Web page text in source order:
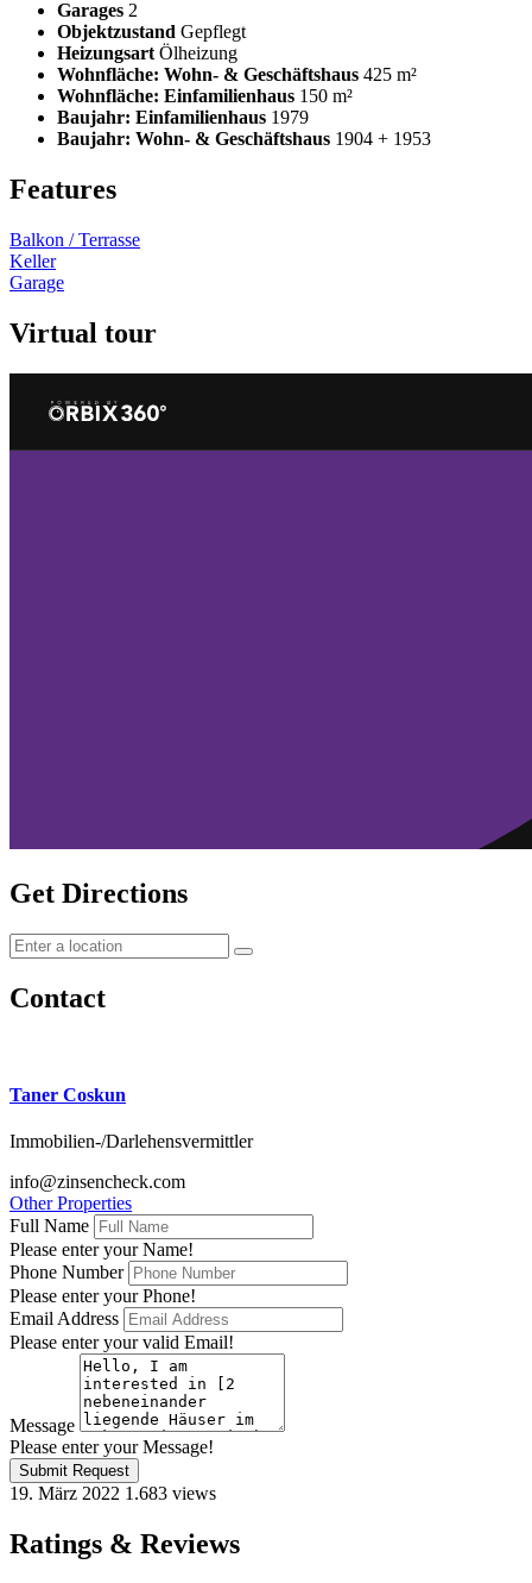
Garages 2
Objektzustand Gepflegt
Heizungsart Ölheizung
Wohnfläche: Wohn- & Geschäftshaus 425 m²
Wohnfläche: Einfamilienhaus 150 m²
Baujahr: Einfamilienhaus 1979
Baujahr: Wohn- & Geschäftshaus 1904 + 1953
Features
Balkon / Terrasse
Keller
Garage
Virtual tour
Get Directions
Contact
Taner Coskun
Immobilien-/Darlehensvermittler
info@zinsencheck.com
Other Properties
Full Name
Please enter your Name!
Phone Number
Please enter your Phone!
Email Address
Please enter your valid Email!
Message
Please enter your Message!
Submit Request
19. März 2022 1.683 views
Ratings & Reviews